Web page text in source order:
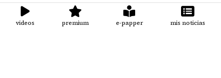
videos premium e-papper mis noticias